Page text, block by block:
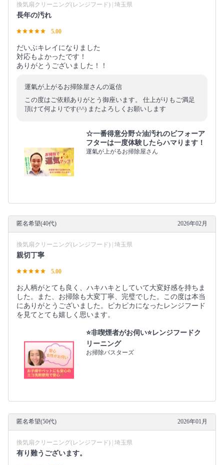
換気扇クリーニング(レンジフード) | 埼玉県
長年の汚れ
5.00
だいぶキレイになりました
対応もよかったです！
ありがとうございました！！
運氣が上がるお掃除屋さんの返信
この度はご依頼ありがとう御座います。 仕上がりもご満足
頂けて何よりです(^^) またよろしくお願いします
☆一番得意分野☆油汚れのビフォーア
フターは一度体験したらハマります！
運氣が上がるお掃除屋さん
匿名希望(40代) 2026年02月
換気扇クリーニング(レンジフード) | 埼玉県
親切丁寧
5.00
お人柄がとても良く、ハキハキとしていて大変好感を持ちま
した。また、お掃除も大変丁寧、完璧でした。この度は本当
にありがとうございました。ピカピカになったレンジフード
を見てとても嬉しく思います。
⭐️非喫煙者がお伺い⭐レンジフードク
リーニング
お掃除バスターズ
匿名希望(50代) 2026年01月
換気扇クリーニング(レンジフード) | 埼玉県
有り難うございます。